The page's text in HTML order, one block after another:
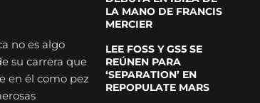
no es algo
su carrera que
en él como pez
LA MANO DE FRANCIS
MERCIER
LEE FOSS Y GS5 SE
REÚNEN PARA
‘SEPARATION’ EN
REPOPULATE MARS